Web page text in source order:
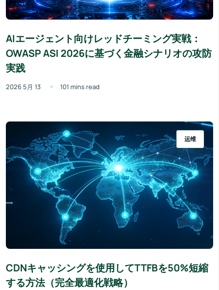
AIエージェント向けレッドチーミング実戦：
OWASP ASI 2026に基づく金融シナリオの攻防
実践
2026 5月 13 101 mins read
运维
CDNキャッシングを使用してTTFBを50%短縮
する方法（完全最適化戦略）